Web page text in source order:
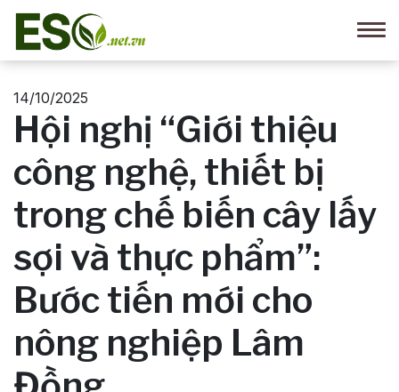
14/10/2025
Hội nghị “Giới thiệu
công nghệ, thiết bị
trong chế biến cây lấy
sợi và thực phẩm”:
Bước tiến mới cho
nông nghiệp Lâm